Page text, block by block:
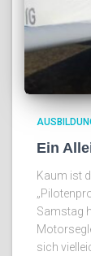
Ein
Kaum ist
Samstag
sich